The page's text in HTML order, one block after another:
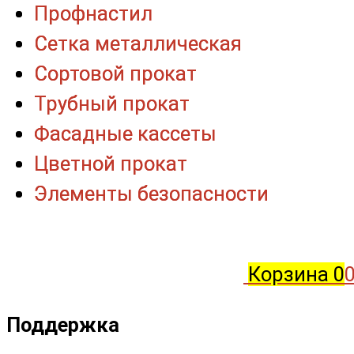
Корзина 0
Поддержка
Профнастил
Сетка металлическая
Сортовой прокат
Трубный прокат
Фасадные кассеты
Цветной прокат
Элементы безопасности
Профнастил
Сетка металлическая
Сортовой прокат
Трубный прокат
Фасадные кассеты
Цветной прокат
Элементы безопасности